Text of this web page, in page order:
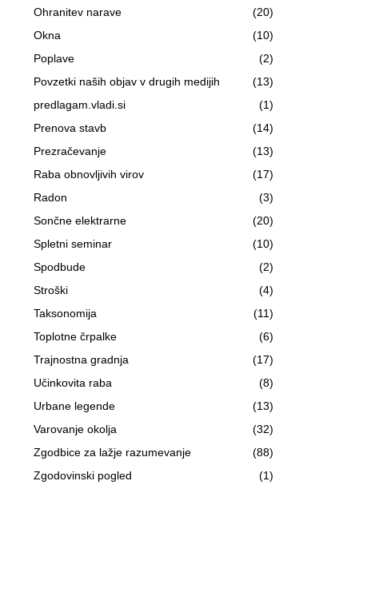
Ohranitev narave
(20)
Okna
(10)
Poplave
(2)
Povzetki naših objav v drugih medijih
(13)
predlagam.vladi.si
(1)
Prenova stavb
(14)
Prezračevanje
(13)
Raba obnovljivih virov
(17)
Radon
(3)
Sončne elektrarne
(20)
Spletni seminar
(10)
Spodbude
(2)
Stroški
(4)
Taksonomija
(11)
Toplotne črpalke
(6)
Trajnostna gradnja
(17)
Učinkovita raba
(8)
Urbane legende
(13)
Varovanje okolja
(32)
Zgodbice za lažje razumevanje
(88)
Zgodovinski pogled
(1)